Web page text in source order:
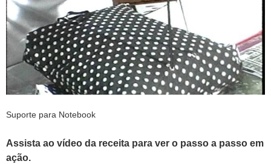
Suporte para Notebook
Assista ao vídeo da receita para ver o passo a passo em
ação.